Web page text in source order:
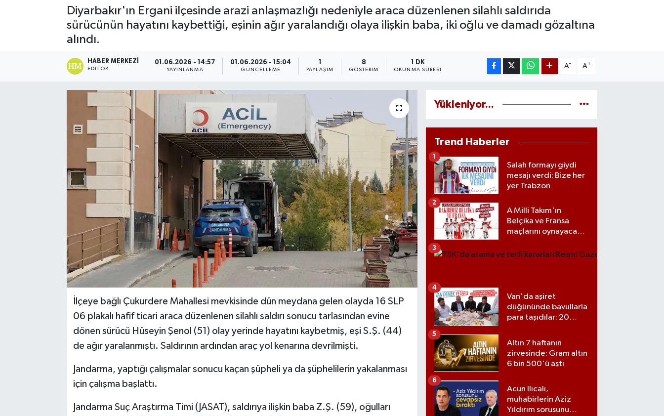
Diyarbakır'ın Ergani ilçesinde arazi anlaşmazlığı nedeniyle araca düzenlenen silahlı saldırıda
sürücünün hayatını kaybettiği, eşinin ağır yaralandığı olaya ilişkin baba, iki oğlu ve damadı gözaltına
alındı.
HABER MERKEZI
EDITÖR
01.06.2026 - 14:57
YAYINLANMA
01.06.2026 - 15:04
GÜNCELLEME PAYLAŞIM
8
GÖSTERIM
1 DK
OKUNMA SÜRESI
A- A+
İlçeye bağlı Çukurdere Mahallesi mevkisinde dün meydana gelen olayda 16 SLP
06 plakalı hafif ticari araca düzenlenen silahlı saldırı sonucu tarlasından evine
dönen sürücü Hüseyin Şenol (51) olay yerinde hayatını kaybetmiş, eşi S.Ş. (44)
de ağır yaralanmıştı. Saldırının ardından araç yol kenarına devrilmişti.
Jandarma, yaptığı çalışmalar sonucu kaçan şüpheli ya da şüphelilerin yakalanması
için çalışma başlattı.
Jandarma Suç Araştırma Timi (JASAT), saldırıya ilişkin baba Z.Ş. (59), oğulları
Yükleniyor...
Trend Haberler
Salah formayı giydi
mesajı verdi: Bize her
yer Trabzon
1
A Milli Takım'ın
Belçika ve Fransa
maçlarını oynayacağı
2
3
Van'da aşiret
düğününde bavullarla
para taşıdılar: 20
kilolarla altın
4
Altın 7 haftanın
zirvesinde: Gram altın
6 bin 500'ü aştı
5
Acun Ilıcalı,
muhabirlerin Aziz
Yıldırım sorusunu
6
Haber Arşivi